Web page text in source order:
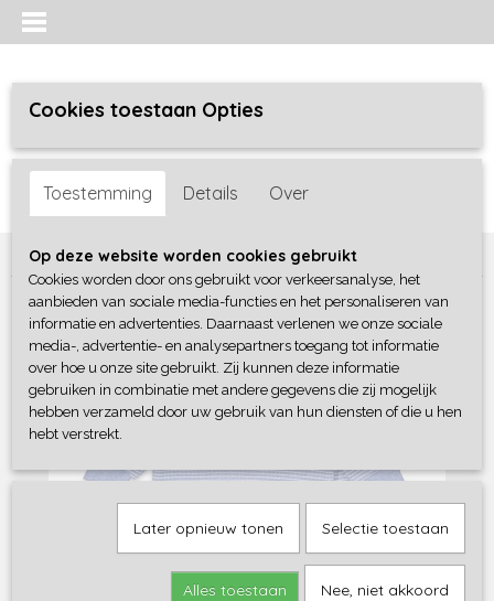
Inloggen Registreren
Home >Feetje pyjama>Feetje
Cookies toestaan Opties
Toestemming Details Over
Op deze website worden cookies gebruikt
Cookies worden door ons gebruikt voor verkeersanalyse, het
aanbieden van sociale media-functies en het personaliseren van
informatie en advertenties. Daarnaast verlenen we onze sociale
media-, advertentie- en analysepartners toegang tot informatie
over hoe u onze site gebruikt. Zij kunnen deze informatie
gebruiken in combinatie met andere gegevens die zij mogelijk
hebben verzameld door uw gebruik van hun diensten of die u hen
hebt verstrekt.
Later opnieuw tonen Selectie toestaan
Alles toestaan Nee, niet akkoord